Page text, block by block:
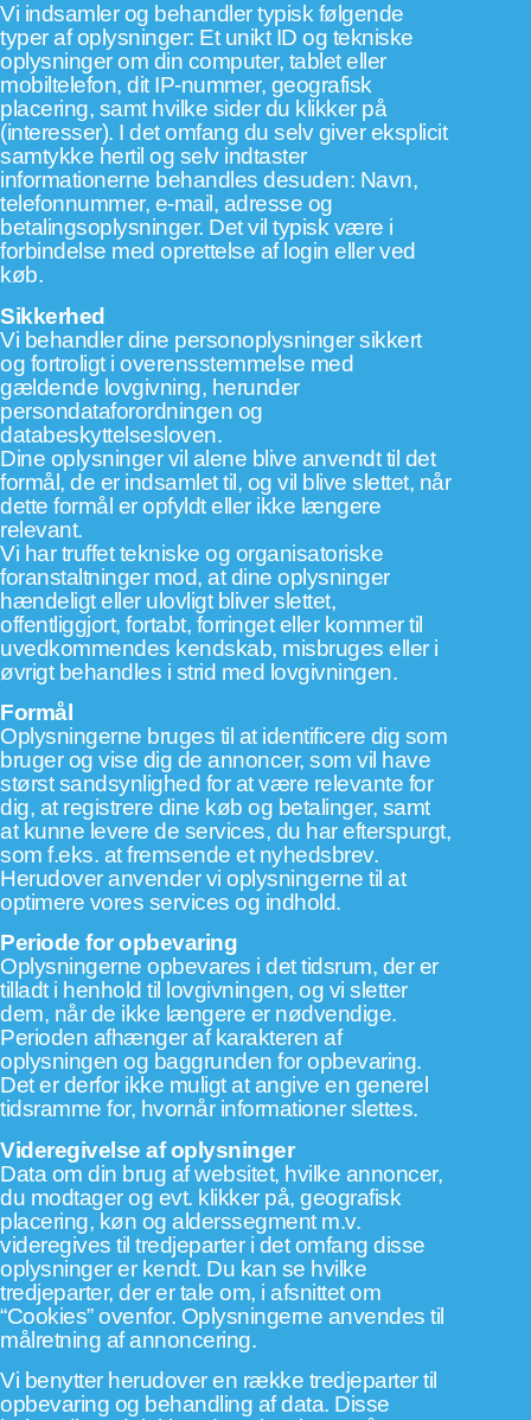
Vi indsamler og behandler typisk følgende
typer af oplysninger: Et unikt ID og tekniske
oplysninger om din computer, tablet eller
mobiltelefon, dit IP-nummer, geografisk
placering, samt hvilke sider du klikker på
(interesser). I det omfang du selv giver eksplicit
samtykke hertil og selv indtaster
informationerne behandles desuden: Navn,
telefonnummer, e-mail, adresse og
betalingsoplysninger. Det vil typisk være i
forbindelse med oprettelse af login eller ved
køb.
Sikkerhed
Vi behandler dine personoplysninger sikkert
og fortroligt i overensstemmelse med
gældende lovgivning, herunder
persondataforordningen og
databeskyttelsesloven.
Dine oplysninger vil alene blive anvendt til det
formål, de er indsamlet til, og vil blive slettet, når
dette formål er opfyldt eller ikke længere
relevant.
Vi har truffet tekniske og organisatoriske
foranstaltninger mod, at dine oplysninger
hændeligt eller ulovligt bliver slettet,
offentliggjort, fortabt, forringet eller kommer til
uvedkommendes kendskab, misbruges eller i
øvrigt behandles i strid med lovgivningen.
Formål
Oplysningerne bruges til at identificere dig som
bruger og vise dig de annoncer, som vil have
størst sandsynlighed for at være relevante for
dig, at registrere dine køb og betalinger, samt
at kunne levere de services, du har efterspurgt,
som f.eks. at fremsende et nyhedsbrev.
Herudover anvender vi oplysningerne til at
optimere vores services og indhold.
Periode for opbevaring
Oplysningerne opbevares i det tidsrum, der er
tilladt i henhold til lovgivningen, og vi sletter
dem, når de ikke længere er nødvendige.
Perioden afhænger af karakteren af
oplysningen og baggrunden for opbevaring.
Det er derfor ikke muligt at angive en generel
tidsramme for, hvornår informationer slettes.
Videregivelse af oplysninger
Data om din brug af websitet, hvilke annoncer,
du modtager og evt. klikker på, geografisk
placering, køn og alderssegment m.v.
videregives til tredjeparter i det omfang disse
oplysninger er kendt. Du kan se hvilke
tredjeparter, der er tale om, i afsnittet om
“Cookies” ovenfor. Oplysningerne anvendes til
målretning af annoncering.
Vi benytter herudover en række tredjeparter til
opbevaring og behandling af data. Disse